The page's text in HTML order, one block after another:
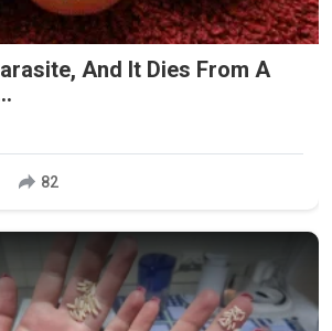
And It Dies From A
82